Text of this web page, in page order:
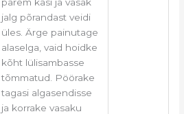
jalg põrandast veidi
üles. Ärge painutage
alaselga, vaid hoidke
kõht lülisambasse
tõmmatud. Pöörake
tagasi algasendisse
ja korrake vasaku